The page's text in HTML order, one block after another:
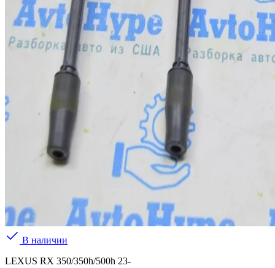
В наличии
LEXUS RX 350/350h/500h 23-